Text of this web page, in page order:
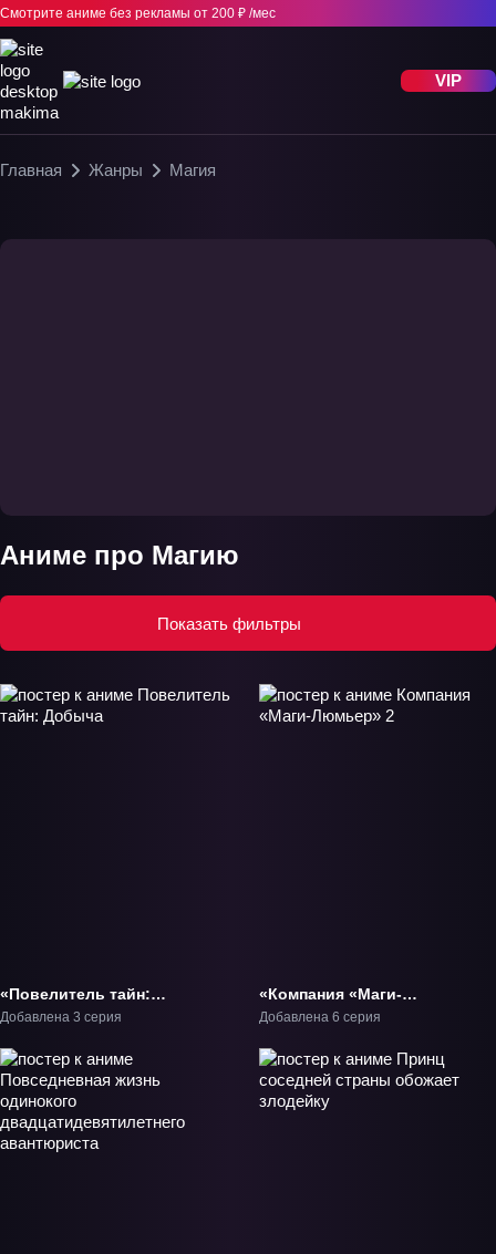
Смотрите аниме без рекламы от 200 ₽ /мес
VIP
Главная Жанры Магия
Аниме про Магию
Показать фильтры
«Повелитель тайн:
Добыча» ОВА-1
Добавлена 3 серия
«Компания «Маги-
Люмьер» 2» ТВ-2
Добавлена 6 серия